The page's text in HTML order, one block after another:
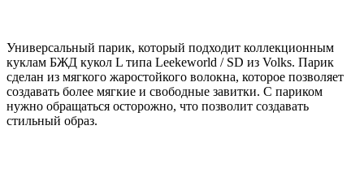
Универсальный парик, который подходит коллекционным
куклам БЖД кукол L типа Leekeworld / SD из Volks. Парик
сделан из мягкого жаростойкого волокна, которое позволяет
создавать более мягкие и свободные завитки. С париком
нужно обращаться осторожно, что позволит создавать
стильный образ.